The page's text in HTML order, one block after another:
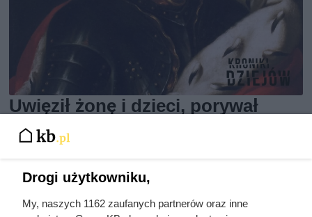
Uwięził żonę i dzieci, porywał
młode dziewczyny. Co się działo
w zamku polskiego magnata
Drogi użytkowniku,
My, naszych 1162 zaufanych partnerów oraz inne